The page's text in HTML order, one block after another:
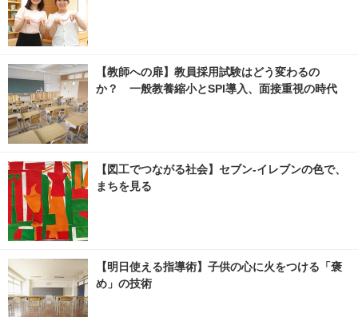
【教師への扉】教員採用試験はどう変わるの
か？ 一般教養縮小とSPI導入、面接重視の時代
【図工でつながる社会】セブン‐イレブンの色で、
まちを見る
【明日使える指導術】子供の心に火をつける「褒
め」の技術